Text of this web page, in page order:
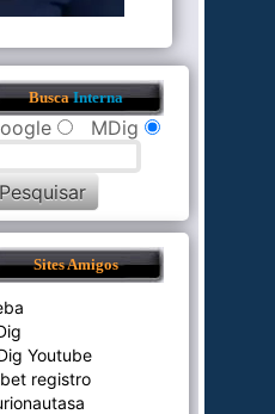
BuscaInterna
MDig
Sites Amigos
Youtube
registro